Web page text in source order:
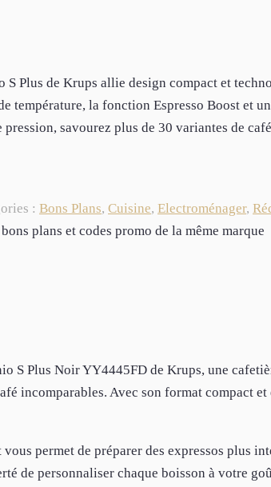
S Plus de Krups allie design compact et
température, la fonction Espresso Boost et
savourez plus de 30 variantes de
: Bons Plans, Cuisine, Electroménager,
plans et codes promo de la même marque
S Plus Noir YY4445FD de Krups, une
incomparables. Avec son format compact
permet de préparer des expressos plus
de personnaliser chaque boisson à votre